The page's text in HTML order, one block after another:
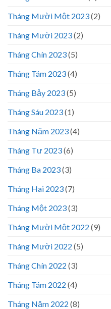
Tháng Mười Một 2023(2)
Tháng Mười 2023(2)
Tháng Chín 2023(5)
Tháng Tám 2023(4)
Tháng Bảy 2023(5)
Tháng Sáu 2023(1)
Tháng Năm 2023(4)
Tháng Tư 2023(6)
Tháng Ba 2023(3)
Tháng Hai 2023(7)
Tháng Một 2023(3)
Tháng Mười Một 2022 (9)
Tháng Mười 2022 (5)
Tháng Chín 2022 (3)
Tháng Tám 2022 (4)
Tháng Năm 2022 (8)